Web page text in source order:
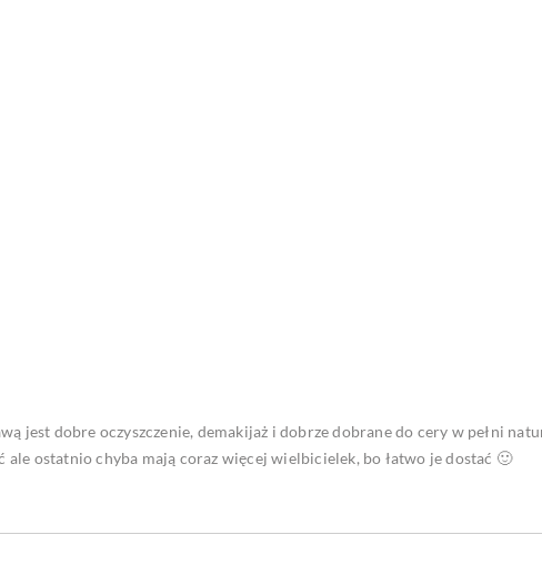
jest dobre oczyszczenie, demakijaż i dobrze dobrane do cery w pełni
ale ostatnio chyba mają coraz więcej wielbicielek, bo łatwo je dostać 🙂